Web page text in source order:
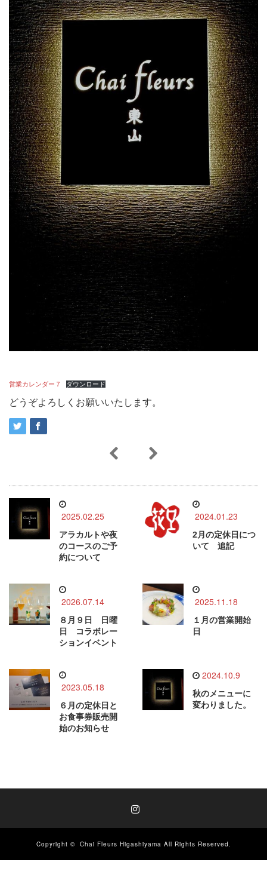
営業カレンダー７ ダウンロード
どうぞよろしくお願いいたします。
2025.02.25
アラカルトや夜
のコースのご予
約について
2024.01.23
2月の定休日につ
いて 追記
2026.07.14
８月９日 日曜
日 コラボレー
ションイベント
2025.11.18
１月の営業開始
日
2023.05.18
６月の定休日と
お食事券販売開
始のお知らせ
2024.10.9
秋のメニューに
変わりました。
Copyright © Chai Fleurs Higashiyama All Rights Reserved.